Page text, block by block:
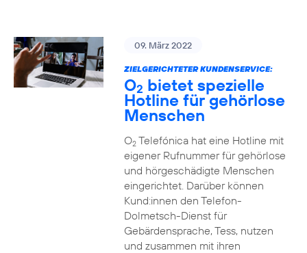
09. März 2022
ZIELGERICHTETER KUNDENSERVICE:
O2 bietet spezielle
Hotline für gehörlose
Menschen
O2Telefónica hat eine Hotline mit
eigener Rufnummer für gehörlose
und hörgeschädigte Menschen
eingerichtet. Darüber können
Kund:innen den Telefon-
Dolmetsch-Dienst für
Gebärdensprache, Tess, nutzen
und zusammen mit ihren